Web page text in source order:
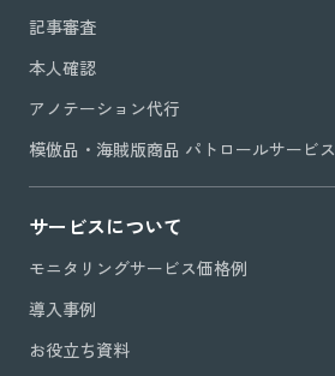
記事審査
本人確認
アノテーション代行
模倣品・海賊版商品 パトロールサービス
サービスについて
モニタリングサービス価格例
導入事例
お役立ち資料